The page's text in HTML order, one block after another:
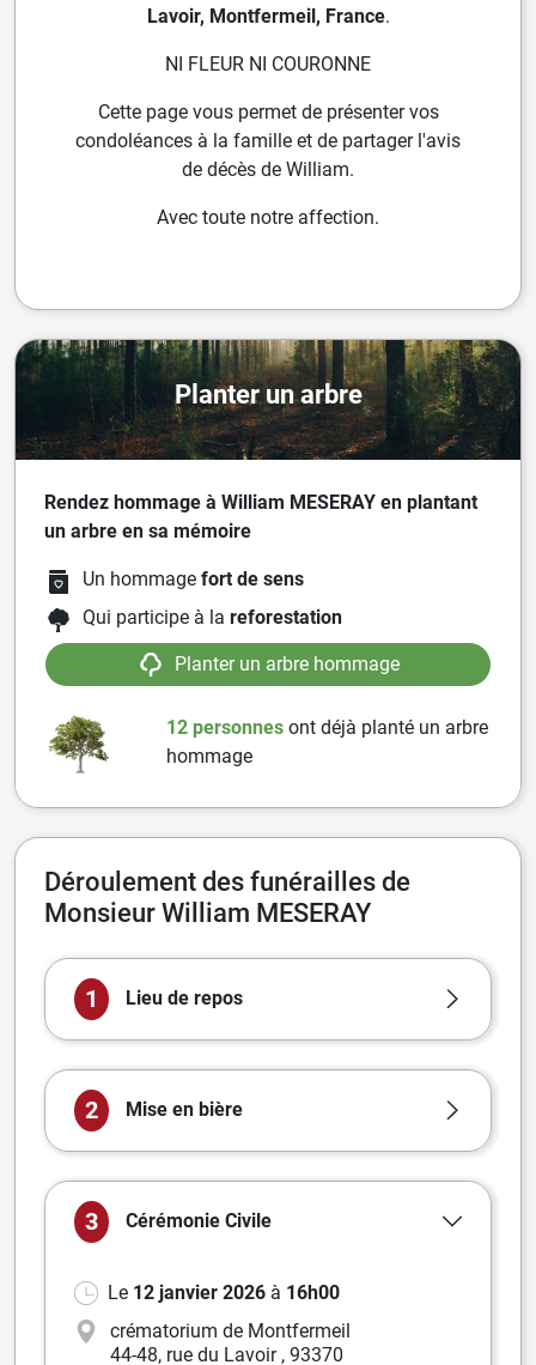
Lavoir, Montfermeil, France.
NI FLEUR NI COURONNE
Cette page vous permet de présenter vos
condoléances à la famille et de partager l'avis
de décès de William.
Avec toute notre affection.
Planter un arbre
Rendez hommage à William MESERAY en plantant
un arbre en sa mémoire
Un hommage fort de sens
Qui participe à la reforestation
Planter un arbre hommage
12 personnes ont déjà planté un arbre
hommage
Déroulement des funérailles de
Monsieur William MESERAY
1 Lieu de repos
2 Mise en bière
3 Cérémonie Civile
Le 12 janvier 2026 à 16h00
crématorium de Montfermeil
44-48, rue du Lavoir , 93370